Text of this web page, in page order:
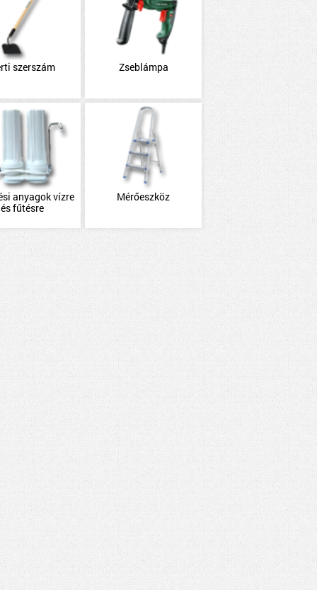
szerszám Zseblámpa
anyagok vízre
és fűtésre
Mérőeszköz